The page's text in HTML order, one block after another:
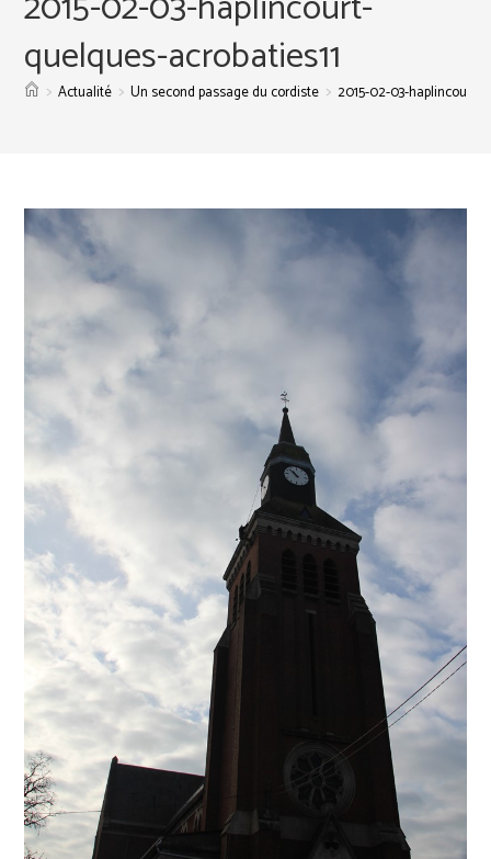
quelques-acrobaties11
> Actualité > Un second passage du cordiste > 2015-02-03-haplincourt-